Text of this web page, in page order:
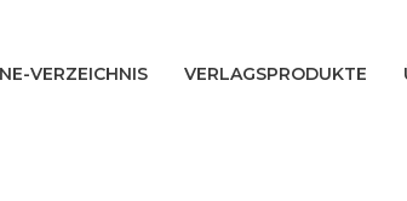
VERZEICHNIS VERLAGSPRODUKTE